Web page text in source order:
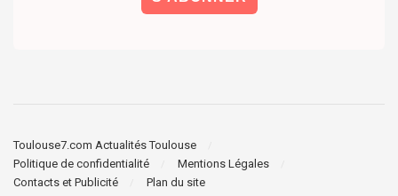
Toulouse7.com Actualités Toulouse
Politique de confidentialité
Mentions Légales
Contacts et Publicité
Plan du site